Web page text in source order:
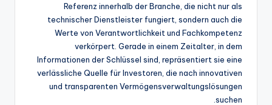
Referenz innerhalb der Branche, die nicht nur als
technischer Dienstleister fungiert, sondern auch die
Werte von Verantwortlichkeit und Fachkompetenz
verkörpert. Gerade in einem Zeitalter, in dem
Informationen der Schlüssel sind, repräsentiert sie eine
verlässliche Quelle für Investoren, die nach innovativen
und transparenten Vermögensverwaltungslösungen
suchen.